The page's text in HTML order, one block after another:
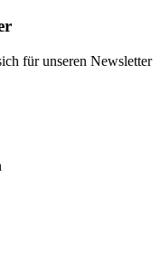
für unseren Newsletter